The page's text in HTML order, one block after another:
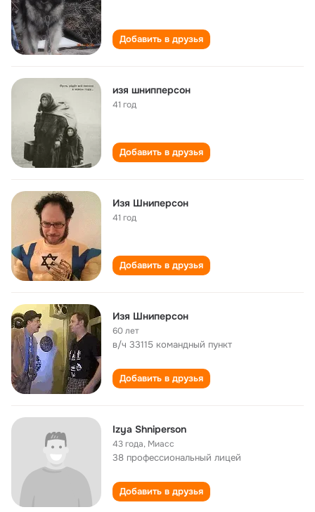
Добавить в друзья
изя шнипперсон
41 год
Добавить в друзья
Изя Шниперсон
41 год
Добавить в друзья
Изя Шниперсон
60 лет
в/ч 33115 командный пункт
Добавить в друзья
Izya Shniperson
43 года, Миасс
38 профессиональный лицей
Добавить в друзья